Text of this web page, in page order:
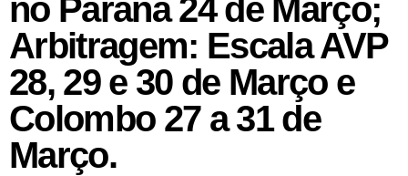
no Paraná 24 de Março;
Arbitragem: Escala AVP
28, 29 e 30 de Março e
Colombo 27 a 31 de
Março.